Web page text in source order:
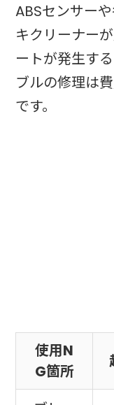
ABSセンサー
キクリーナー
ートが発生す
ブルの修理は
です。
使用N
G箇所